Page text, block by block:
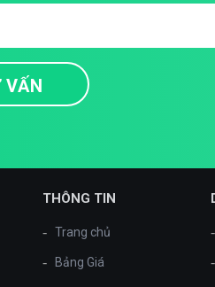
THÔNG TIN
Trang chủ
Bảng Giá